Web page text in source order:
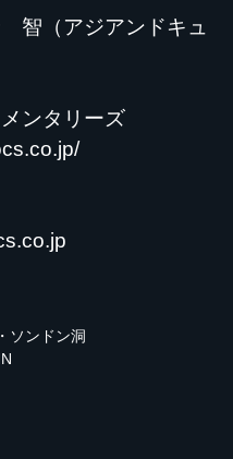
智（アジアンドキュ
ンタリーズ
ソンドン洞